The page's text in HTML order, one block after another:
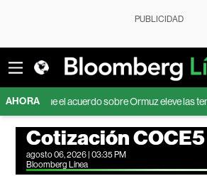
PUBLICIDAD
AHORA
que el acuerdo sobre Ormuz eleve las tensiones
Cotización COCE5
agosto 06, 2026 | 03:35 PM
Bloomberg Línea